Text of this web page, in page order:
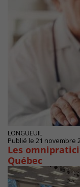
LONGUEUIL
Publié le 21 novembre
Les
Québec